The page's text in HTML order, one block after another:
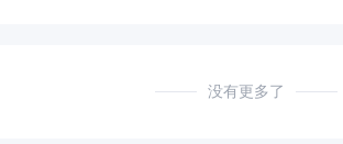
没有更多了